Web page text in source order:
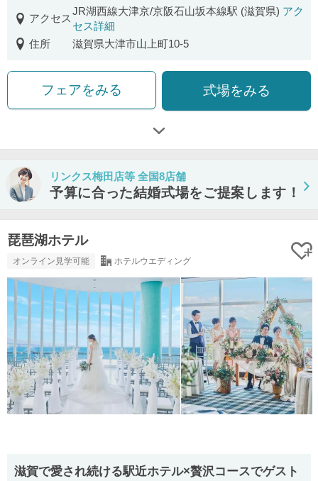
アクセス
JR湖西線大津京/京阪石山坂本線駅 (滋賀県) アク
セス詳細
住所
滋賀県大津市山上町10-5
フェアをみる 式場をみる
リンクス梅田店等 全国8店舗
予算に合った結婚式場をご提案します！
琵琶湖ホテル
オンライン見学可能 ホテルウエディング
滋賀で愛され続ける駅近ホテル×贅沢コースでゲスト